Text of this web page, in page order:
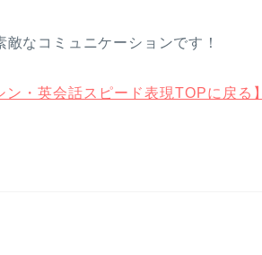
なコミュニケーションです！
ン・英会話スピード表現TOPに戻る】